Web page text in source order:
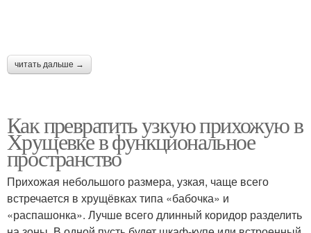
читать дальше →
Как превратить узкую прихожую в
Хрущевке в функциональное
пространство
Прихожая небольшого размера, узкая, чаще всего
встречается в хрущёвках типа «бабочка» и
«распашонка». Лучше всего длинный коридор разделить